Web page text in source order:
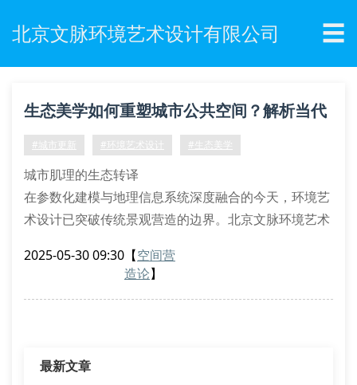
北京文脉环境艺术设计有限公司 ☰
生态美学如何重塑城市公共空间？解析当代
环境艺术设计新范式
#城市更新 #环境艺术设计 #生态美学
城市肌理的生态转译
在参数化建模与地理信息系统深度融合的今天，环境艺
术设计已突破传统景观营造的边界。北京文脉环境艺术
植入城市界面设计，运用植物群落演替规律构建弹性海
革新。采用碳纤维增强混
2025-05-30 09:30 【空间营
造论】
最新文章